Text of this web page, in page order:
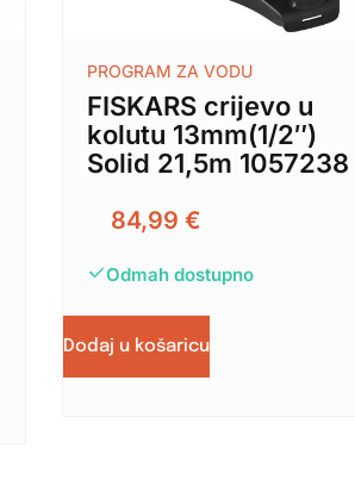
PROGRAM ZA VODU
FISKARS crijevo u
kolutu 13mm(1/2″)
Solid 21,5m 1057238
84,99 €
Odmah dostupno
Dodaj u košaricu